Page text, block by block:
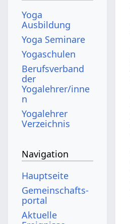
Yoga
Ausbildung
Yoga Seminare
Yogaschulen
Berufsverband
der
Yogalehrer/inne
n
Yogalehrer
Verzeichnis
Navigation
Hauptseite
Gemeinschafts­
portal
Aktuelle